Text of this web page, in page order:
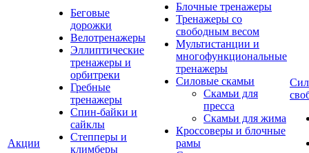
Акции
Беговые
дорожки
Велотренажеры
Эллиптические
тренажеры и
орбитреки
Гребные
тренажеры
Спин-байки и
сайклы
Степперы и
климберы
Блочные тренажеры
Тренажеры со
свободным весом
Мультистанции и
многофункциональные
тренажеры
Силовые скамьи
Скамьи для
пресса
Скамьи для жима
Кроссоверы и блочные
рамы